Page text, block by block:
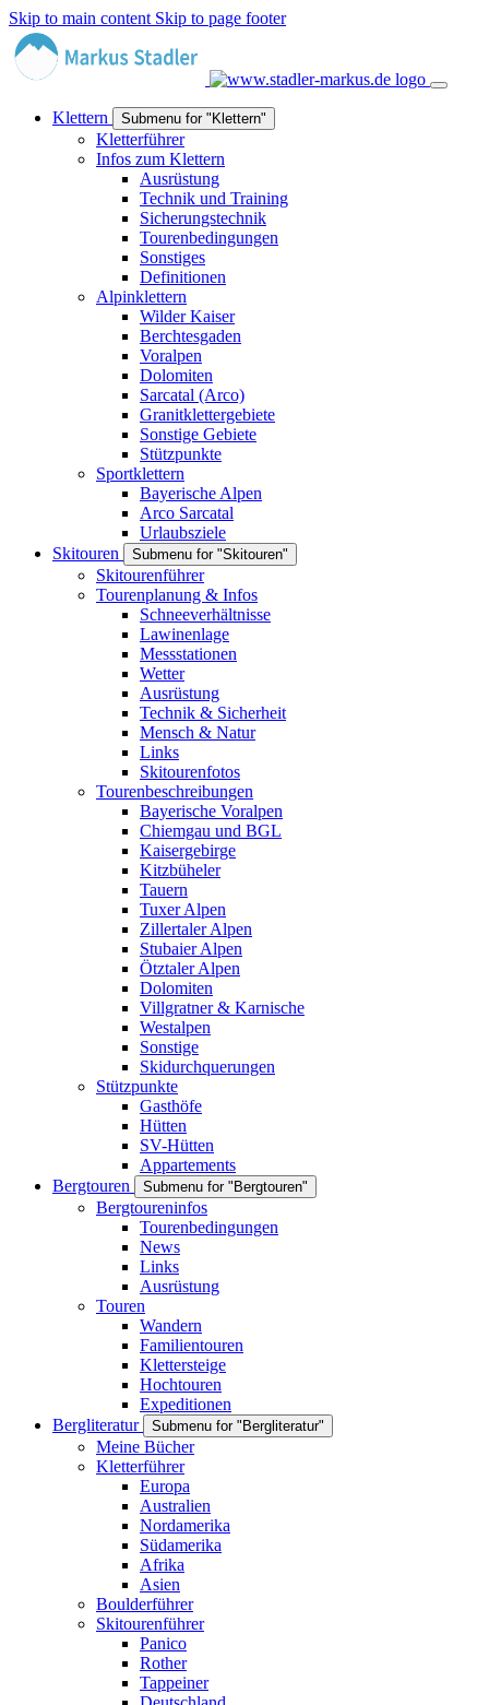
Skip to main content Skip to page footer
Klettern Submenu for "Klettern"
Kletterführer
Infos zum Klettern
Ausrüstung
Technik und Training
Sicherungstechnik
Tourenbedingungen
Sonstiges
Definitionen
Alpinklettern
Wilder Kaiser
Berchtesgaden
Voralpen
Dolomiten
Sarcatal (Arco)
Granitklettergebiete
Sonstige Gebiete
Stützpunkte
Sportklettern
Bayerische Alpen
Arco Sarcatal
Urlaubsziele
Skitouren
Submenu for "Skitouren"
Skitourenführer
Tourenplanung & Infos
Schneeverhältnisse
Lawinenlage
Messstationen
Wetter
Ausrüstung
Technik & Sicherheit
Mensch & Natur
Links
Skitourenfotos
Tourenbeschreibungen
Bayerische Voralpen
Chiemgau und BGL
Kaisergebirge
Kitzbüheler
Tauern
Tuxer Alpen
Zillertaler Alpen
Stubaier Alpen
Ötztaler Alpen
Dolomiten
Villgratner & Karnische
Westalpen
Sonstige
Skidurchquerungen
Stützpunkte
Gasthöfe
Hütten
SV-Hütten
Appartements
Bergtouren
Submenu for "Bergtouren"
Bergtoureninfos
Tourenbedingungen
News
Links
Ausrüstung
Touren
Wandern
Familientouren
Klettersteige
Hochtouren
Expeditionen
Bergliteratur
Submenu for "Bergliteratur"
Meine Bücher
Kletterführer
Europa
Australien
Nordamerika
Südamerika
Afrika
Asien
Boulderführer
Skitourenführer
Panico
Rother
Tappeiner